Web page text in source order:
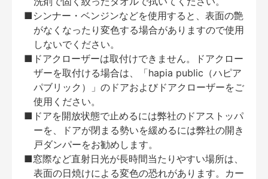
■シンナー・ベンジンなどを使用すると、表面の艶
がなくなったり変色する場合がありますので使用
しないでください。
■ドアクローザーは取付けできません。ドアクロー
ザーを取付ける場合は、「hapia public（ハピア
パブリック）」のドアおよびドアクローザーをご
使用ください。
■ドアを開放状態で止めるには弊社のドアストッパ
ーを、ドアが閉まる勢いを緩めるには弊社の開き
戸ダンパーをお勧めします。
■窓際など直射日光が長時間当たりやすい場所は、
表面の日焼けによる変色の恐れがあります。カー